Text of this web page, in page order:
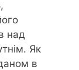
над
Як
в